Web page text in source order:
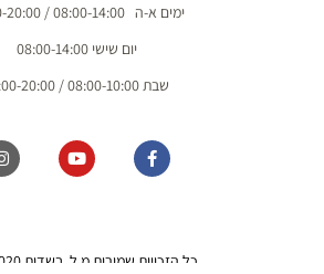
ימים א-ה 08:00-14:00 / 18:00-20:00
יום שישי 08:00-14:00
שבת 08:00-10:00 / 18:00-20:00
כל הזכויות שמורות מ.ל. בשדות 2020 בע"מ